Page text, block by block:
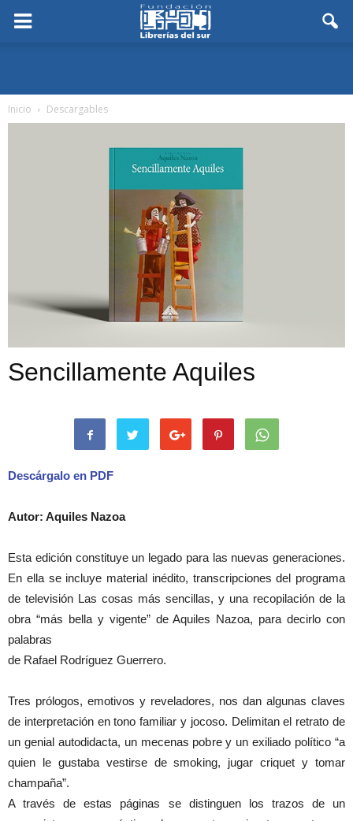
Inicio Descargables
Sencillamente Aquiles
Descárgalo en PDF
Autor: Aquiles Nazoa
Esta edición constituye un legado para las nuevas generaciones.
En ella se incluye material inédito, transcripciones del programa
de televisión Las cosas más sencillas, y una recopilación de la
obra “más bella y vigente” de Aquiles Nazoa, para decirlo con
palabras
de Rafael Rodríguez Guerrero.
Tres prólogos, emotivos y reveladores, nos dan algunas claves
de interpretación en tono familiar y jocoso. Delimitan el retrato de
un genial autodidacta, un mecenas pobre y un exiliado político “a
quien le gustaba vestirse de smoking, jugar criquet y tomar
champaña”.
A través de estas páginas se distinguen los trazos de un